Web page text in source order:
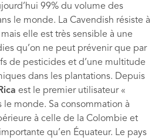
99% du volume des
le monde. La Cavendish résiste à
elle est très sensible à une
qu’on ne peut prévenir que par
de pesticides et d’une multitude
dans les plantations. Depuis
est le premier utilisateur «
le monde. Sa consommation à
à celle de la Colombie et
qu’en Équateur. Le pays